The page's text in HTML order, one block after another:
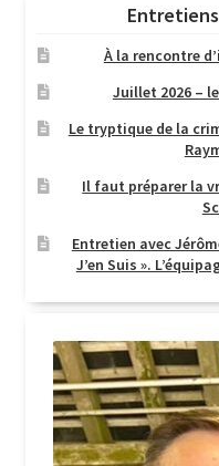
À la rencontre
Juillet 2026 –
Le tryptique de la
Il faut préparer la
Entretien avec
J’en Suis ».